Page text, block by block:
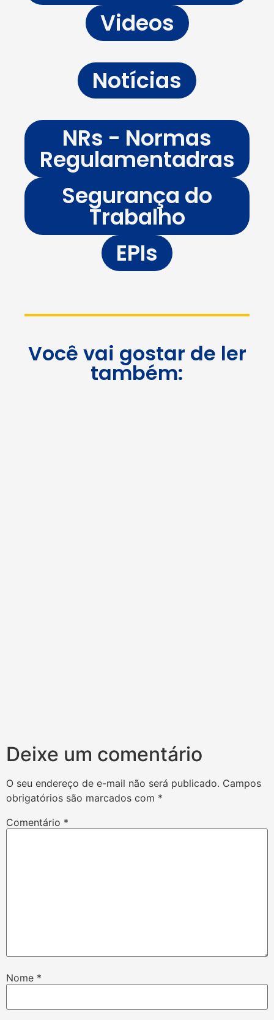
Videos
Notícias
NRs - Normas
Regulamentadras
Segurança do
Trabalho
EPIs
Você vai gostar de ler
também:
Deixe um comentário
O seu endereço de e-mail não será publicado. Campos
obrigatórios são marcados com *
Comentário *
Nome *